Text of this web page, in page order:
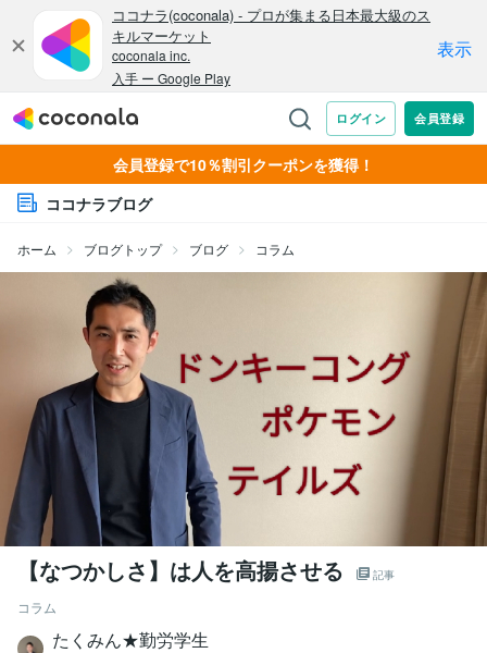
会員登録で10％割引クーポンを獲得！
ココナラブログ
ホーム ブログトップ ブログ コラム
【なつかしさ】は人を高揚させる 記事
コラム
たくみん★勤労学生